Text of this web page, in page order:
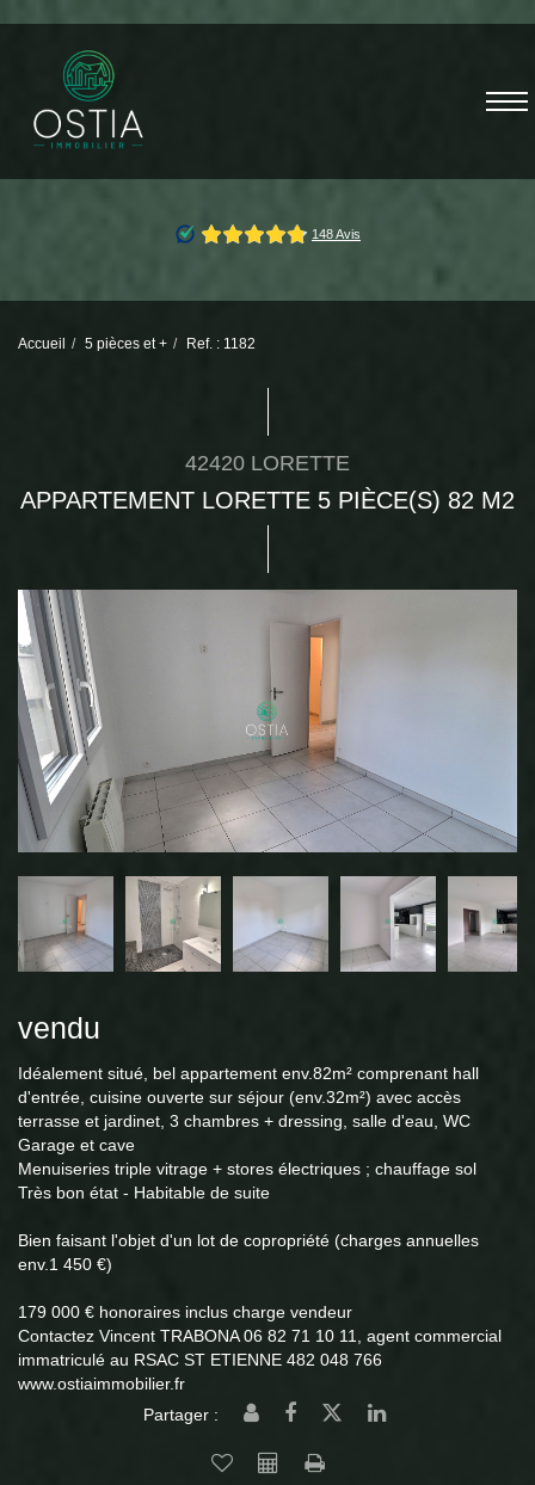
Accueil 5 pièces et + Ref. : 1182
42420 LORETTE
APPARTEMENT LORETTE 5 PIÈCE(S) 82 M2
vendu
Idéalement situé, bel appartement env.82m² comprenant hall
d'entrée, cuisine ouverte sur séjour (env.32m²) avec accès
terrasse et jardinet, 3 chambres + dressing, salle d'eau, WC
Garage et cave
Menuiseries triple vitrage + stores électriques ; chauffage sol
Très bon état - Habitable de suite
Bien faisant l'objet d'un lot de copropriété (charges annuelles
env.1 450 €)
179 000 € honoraires inclus charge vendeur
Contactez Vincent TRABONA 06 82 71 10 11, agent commercial
immatriculé au RSAC ST ETIENNE 482 048 766
www.ostiaimmobilier.fr
Partager :